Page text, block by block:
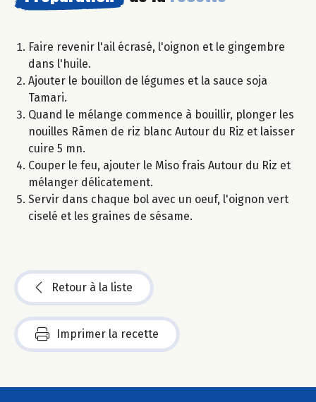
Faire revenir l'ail écrasé, l'oignon et le gingembre
dans l'huile.
Ajouter le bouillon de légumes et la sauce soja
Tamari.
Quand le mélange commence à bouillir, plonger les
nouilles Rãmen de riz blanc Autour du Riz et laisser
cuire 5 mn.
Couper le feu, ajouter le Miso frais Autour du Riz et
mélanger délicatement.
Servir dans chaque bol avec un oeuf, l'oignon vert
ciselé et les graines de sésame.
Retour à la liste
Imprimer la recette